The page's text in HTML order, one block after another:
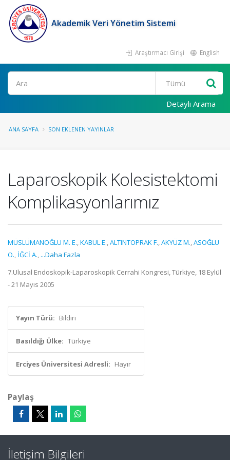
Akademik Veri Yönetim Sistemi
Araştırmacı Girişi English
Ara
Detaylı Arama
ANA SAYFA SON EKLENEN YAYINLAR
Laparoskopik Kolesistektomi
Komplikasyonlarımız
MÜSLÜMANOĞLU M. E.,KABUL E.,ALTINTOPRAK F.,AKYÜZ M.,ASOĞLU
O., İĞCİ A., ...Daha Fazla
7.Ulusal Endoskopik-Laparoskopik Cerrahi Kongresi, Türkiye, 18 Eylül
- 21 Mayıs 2005
Yayın Türü: Bildiri
Basıldığı Ülke: Türkiye
Erciyes Üniversitesi Adresli: Hayır
Paylaş
İletişim Bilgileri